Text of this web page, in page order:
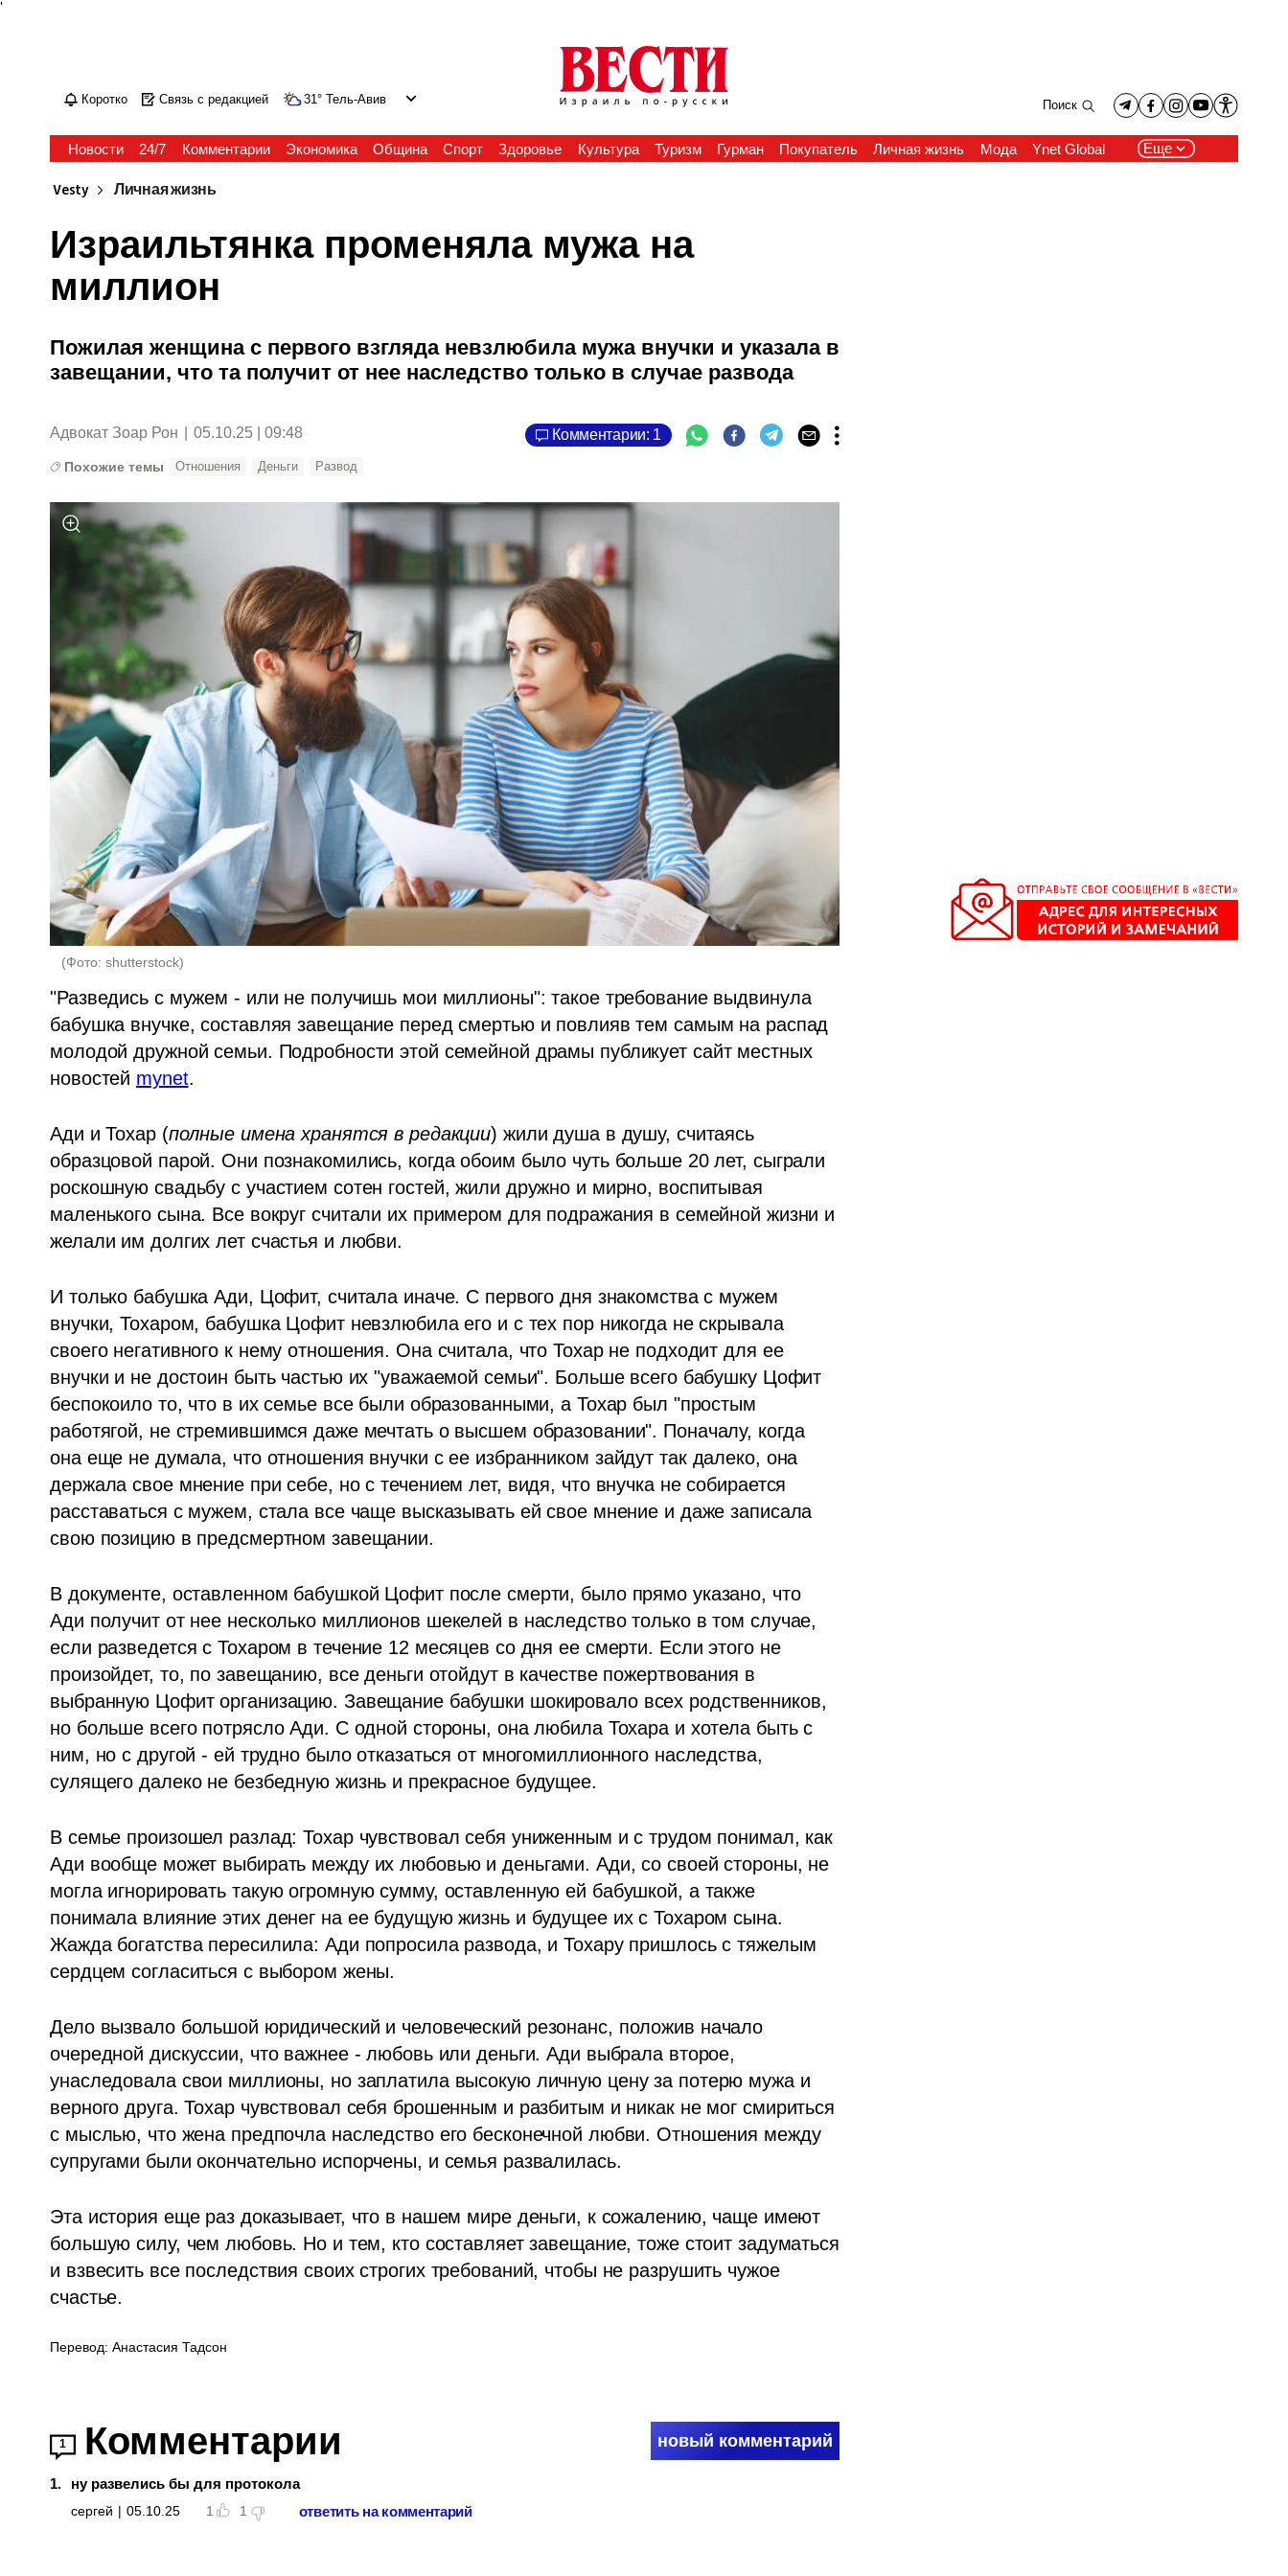
'
Коротко Связь с редакцией 31° Тель-Авив Поиск
Новости 24/7 Комментарии Экономика Община Спорт Здоровье Культура Туризм Гурман Покупатель Личная жизнь Мода Ynet Global Еще
Vesty Личная жизнь
Израильтянка променяла мужа на
миллион
Пожилая женщина с первого взгляда невзлюбила мужа внучки и указала в
завещании, что та получит от нее наследство только в случае развода
Адвокат Зоар Рон 05.10.25 | 09:48 Комментарии: 1
Похожие темы Отношения Деньги Развод
(Фото: shutterstock)
"Разведись с мужем - или не получишь мои миллионы": такое требование выдвинула
бабушка внучке, составляя завещание перед смертью и повлияв тем самым на распад
молодой дружной семьи. Подробности этой семейной драмы публикует сайт местных
новостей mynet.
Ади и Тохар (полные имена хранятся в редакции) жили душа в душу, считаясь
образцовой парой. Они познакомились, когда обоим было чуть больше 20 лет, сыграли
роскошную свадьбу с участием сотен гостей, жили дружно и мирно, воспитывая
маленького сына. Все вокруг считали их примером для подражания в семейной жизни и
желали им долгих лет счастья и любви.
И только бабушка Ади, Цофит, считала иначе. С первого дня знакомства с мужем
внучки, Тохаром, бабушка Цофит невзлюбила его и с тех пор никогда не скрывала
своего негативного к нему отношения. Она считала, что Тохар не подходит для ее
внучки и не достоин быть частью их "уважаемой семьи". Больше всего бабушку Цофит
беспокоило то, что в их семье все были образованными, а Тохар был "простым
работягой, не стремившимся даже мечтать о высшем образовании". Поначалу, когда
она еще не думала, что отношения внучки с ее избранником зайдут так далеко, она
держала свое мнение при себе, но с течением лет, видя, что внучка не собирается
расставаться с мужем, стала все чаще высказывать ей свое мнение и даже записала
свою позицию в предсмертном завещании.
В документе, оставленном бабушкой Цофит после смерти, было прямо указано, что
Ади получит от нее несколько миллионов шекелей в наследство только в том случае,
если разведется с Тохаром в течение 12 месяцев со дня ее смерти. Если этого не
произойдет, то, по завещанию, все деньги отойдут в качестве пожертвования в
выбранную Цофит организацию. Завещание бабушки шокировало всех родственников,
но больше всего потрясло Ади. С одной стороны, она любила Тохара и хотела быть с
ним, но с другой - ей трудно было отказаться от многомиллионного наследства,
сулящего далеко не безбедную жизнь и прекрасное будущее.
В семье произошел разлад: Тохар чувствовал себя униженным и с трудом понимал, как
Ади вообще может выбирать между их любовью и деньгами. Ади, со своей стороны, не
могла игнорировать такую огромную сумму, оставленную ей бабушкой, а также
понимала влияние этих денег на ее будущую жизнь и будущее их с Тохаром сына.
Жажда богатства пересилила: Ади попросила развода, и Тохару пришлось с тяжелым
сердцем согласиться с выбором жены.
Дело вызвало большой юридический и человеческий резонанс, положив начало
очередной дискуссии, что важнее - любовь или деньги. Ади выбрала второе,
унаследовала свои миллионы, но заплатила высокую личную цену за потерю мужа и
верного друга. Тохар чувствовал себя брошенным и разбитым и никак не мог смириться
с мыслью, что жена предпочла наследство его бесконечной любви. Отношения между
супругами были окончательно испорчены, и семья развалилась.
Эта история еще раз доказывает, что в нашем мире деньги, к сожалению, чаще имеют
большую силу, чем любовь. Но и тем, кто составляет завещание, тоже стоит задуматься
и взвесить все последствия своих строгих требований, чтобы не разрушить чужое
счастье.
Перевод: Анастасия Тадсон
1 Комментарии новый комментарий
1. ну развелись бы для протокола
сергей | 05.10.25 1 1 ответить на комментарий